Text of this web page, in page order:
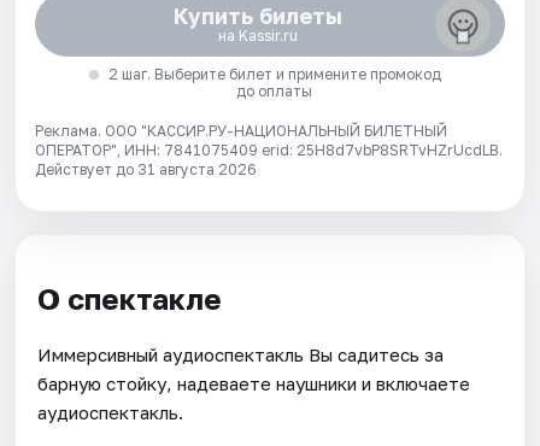
Купить билеты
на Kassir.ru
2 шаг. Выберите билет и примените промокод
до оплаты
Реклама. ООО "КАССИР.РУ-НАЦИОНАЛЬНЫЙ БИЛЕТНЫЙ
ОПЕРАТОР", ИНН: 7841075409 erid: 25H8d7vbP8SRTvHZrUcdLB.
Действует до 31 августа 2026
О спектакле
Иммерсивный аудиоспектакль Вы садитесь за
барную стойку, надеваете наушники и включаете
аудиоспектакль.